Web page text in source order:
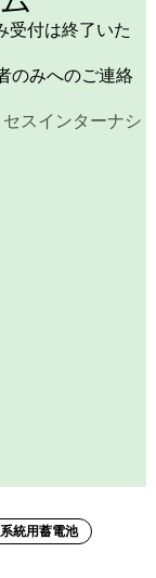
系統用蓄電池